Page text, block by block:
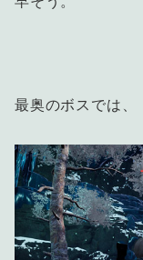
最奥のボスでは、